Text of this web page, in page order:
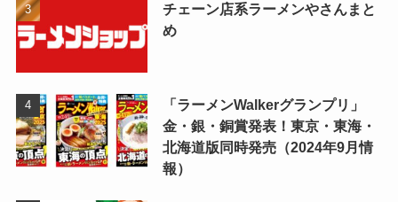
チェーン店系ラーメンやさんまと
め
「ラーメンWalkerグランプリ」
金・銀・銅賞発表！東京・東海・
北海道版同時発売（2024年9月情
報）